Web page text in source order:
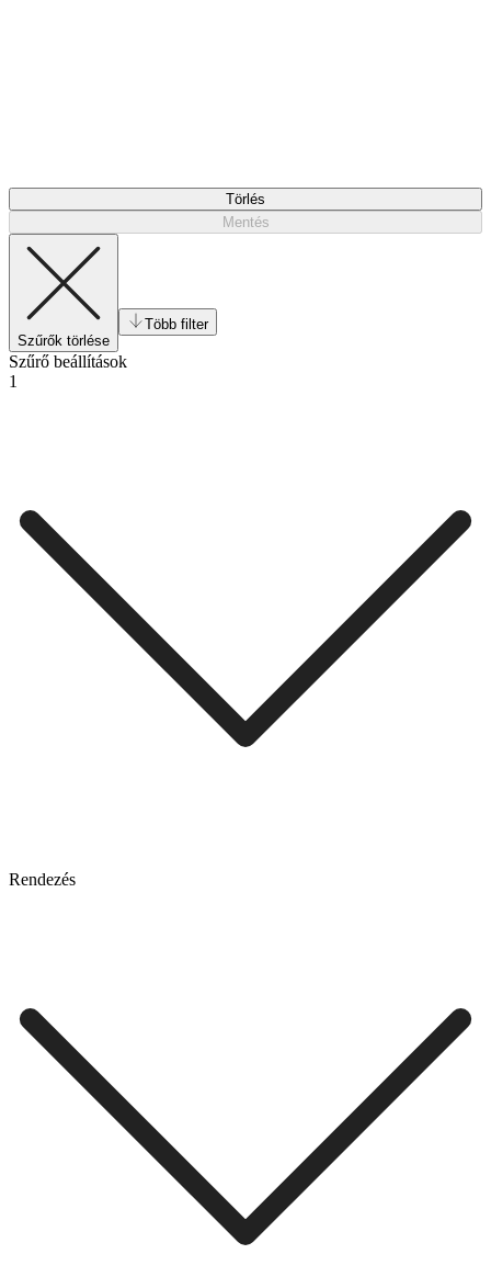
Törlés
Mentés
Szűrők törlése
Több filter
Szűrő beállítások
1
Rendezés